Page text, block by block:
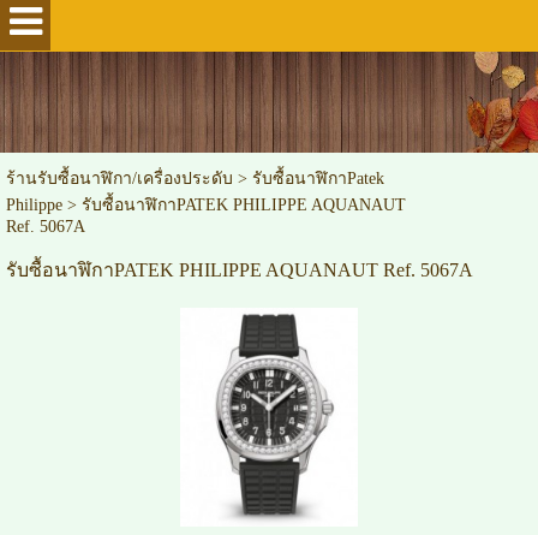
ร้านรับซื้อนาฬิกา/เครื่องประดับ > รับซื้อนาฬิกาPatek
Philippe> รับซื้อนาฬิกาPATEK PHILIPPE AQUANAUT
Ref. 5067A
รับซื้อนาฬิกาPATEK PHILIPPE AQUANAUT Ref. 5067A